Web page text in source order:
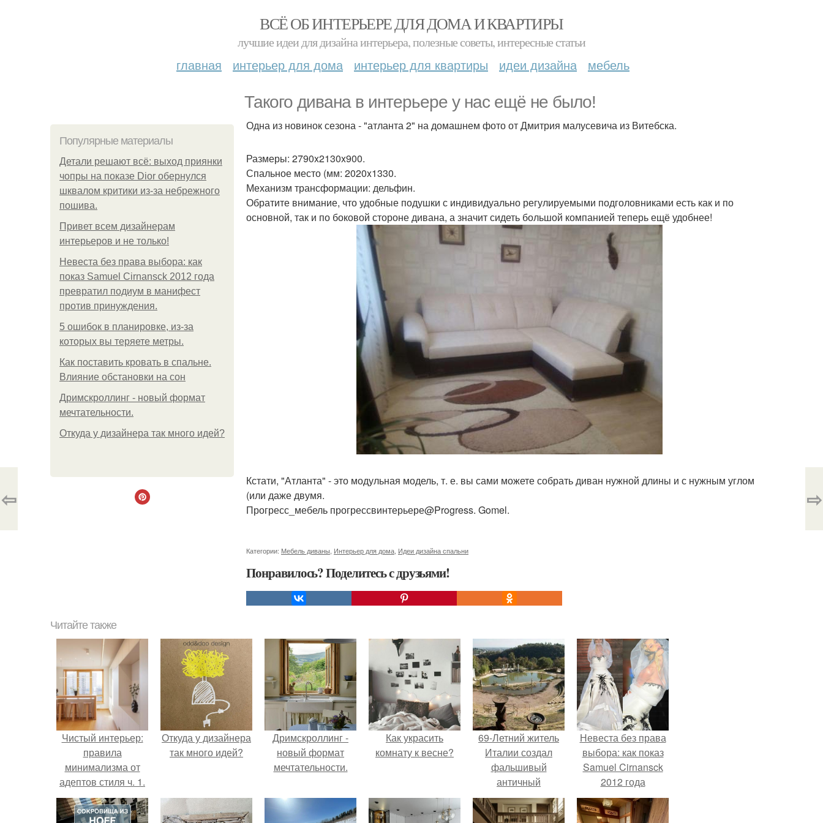
ВСЁ ОБ ИНТЕРЬЕРЕ ДЛЯ ДОМА И КВАРТИРЫ
лучшие идеи для дизайна интерьера, полезные советы, интересные статьи
главная интерьер для дома интерьер для квартиры идеи дизайна мебель
Такого дивана в интерьере у нас ещё не было!
Популярные материалы
Детали решают всё: выход приянки
чопры на показе Dior обернулся
шквалом критики из-за небрежного
пошива.
Привет всем дизайнерам
интерьеров и не только!
Невеста без права выбора: как
показ Samuel Cirnansck 2012 года
превратил подиум в манифест
против принуждения.
5 ошибок в планировке, из-за
которых вы теряете метры.
Как поставить кровать в спальне.
Влияние обстановки на сон
Дримскроллинг - новый формат
мечтательности.
Откуда у дизайнера так много идей?
Одна из новинок сезона - "атланта 2" на домашнем фото от Дмитрия малусевича из Витебска.
Размеры: 2790x2130x900.
Спальное место (мм: 2020x1330.
Механизм трансформации: дельфин.
Обратите внимание, что удобные подушки с индивидуально регулируемыми подголовниками есть как и по
основной, так и по боковой стороне дивана, а значит сидеть большой компанией теперь ещё удобнее!
Кстати, "Атланта" - это модульная модель, т. е. вы сами можете собрать диван нужной длины и с нужным углом
(или даже двумя.
Прогресс_мебель прогрессвинтерьере@Progress. Gomel.
Категории: Мебель диваны Интерьер для дома Идеи дизайна спальни
Понравилось? Поделитесь с друзьями!
⇦ ⇨
Читайте также
Чистый интерьер:
правила
минимализма от
адептов стиля ч. 1.
Откуда у дизайнера
так много идей?
Дримскроллинг -
новый формат
мечтательности.
Как украсить
комнату к весне?
69-Летний житель
Италии создал
фальшивый
античный
амфитеатр и
долгое время
Невеста без права
выбора: как показ
Samuel Cirnansck
2012 года
превратил подиум
в манифест против